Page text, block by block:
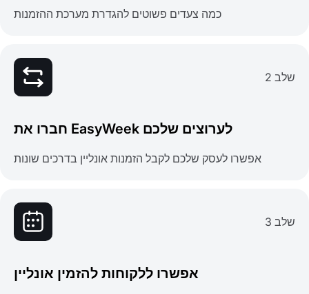
כמה צעדים פשוטים להגדרת מערכת ההזמנות
שלב 2
חברו את EasyWeek לערוצים שלכם
אפשרו לעסק שלכם לקבל הזמנות אונליין בדרכים שונות
שלב 3
אפשרו ללקוחות להזמין אונליין